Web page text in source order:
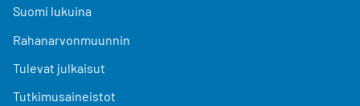
Suomi lukuina
Rahanarvonmuunnin
Tulevat julkaisut
Tutkimusaineistot